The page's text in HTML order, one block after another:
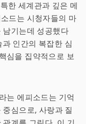
한 세계관과 깊은 메
드는 시청자들의 마
남기는데 성공했다
인간의 복잡한 심
심을 집약적으로 보
는 에피소드는 기억
심으로, 사랑과 질